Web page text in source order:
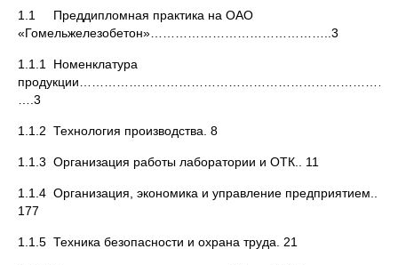
1.1 Преддипломная практика на ОАО
«Гомельжелезобетон»……………………………………..3
1.1.1 Номенклатура
….3
1.1.2 Технология производства. 8
1.1.3 Организация работы лаборатории и ОТК.. 11
1.1.4 Организация, экономика и управление предприятием..
177
1.1.5 Техника безопасности и охрана труда. 21